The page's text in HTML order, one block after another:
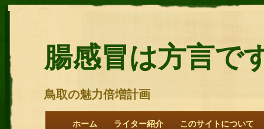
腸感冒は方言で
鳥取の魅力倍増計画
ホーム ライター紹介 このサイトについて